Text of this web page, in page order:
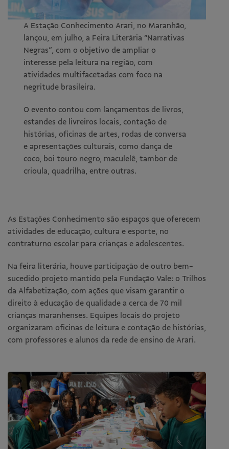
A Estação Conhecimento Arari, no Maranhão,
lançou, em julho, a Feira Literária “Narrativas
Negras”, com o objetivo de ampliar o
interesse pela leitura na região, com
atividades multifacetadas com foco na
negritude brasileira.
O evento contou com lançamentos de livros,
estandes de livreiros locais, contação de
histórias, oficinas de artes, rodas de conversa
e apresentações culturais, como dança de
coco, boi touro negro, maculelê, tambor de
crioula, quadrilha, entre outras.
As Estações Conhecimento são espaços que oferecem
atividades de educação, cultura e esporte, no
contraturno escolar para crianças e adolescentes.
Na feira literária, houve participação de outro bem-
sucedido projeto mantido pela Fundação Vale: o Trilhos
da Alfabetização, com ações que visam garantir o
direito à educação de qualidade a cerca de 70 mil
crianças maranhenses. Equipes locais do projeto
organizaram oficinas de leitura e contação de histórias,
com professores e alunos da rede de ensino de Arari.